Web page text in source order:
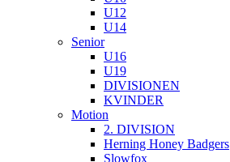
U12
U14
Senior
U16
U19
DIVISIONEN
KVINDER
Motion
2. DIVISION
Herning Honey Badgers
Slowfox